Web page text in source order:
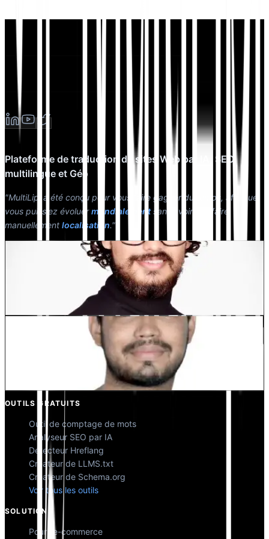
Plateforme de traduction de sites Web par IA, SEO
multilingue et Géo
"MultiLipi a été conçu pour vous faire gagner du temps, afin que
vous puissiez évoluermondialementsans avoir à le faire
manuellement localisation."
Co-fondateur @MultiLipi
Kunal Singh Shekhawat
OUTILS GRATUITS
Outil de comptage de mots
Analyseur SEO par IA
Détecteur Hreflang
Créateur de LLMS.txt
Créateur de Schema.org
Voir tous les outils
SOLUTIONS
Pour l'e-commerce